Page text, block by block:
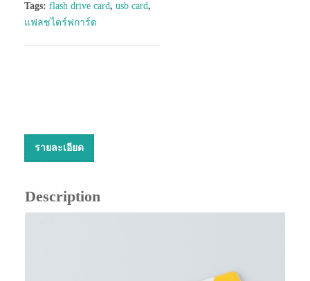
Tags: flash drive card, usb card,
แฟลชไดร์ฟการ์ด
รายละเอียด
Description